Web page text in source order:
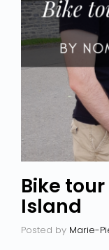
Bike
Island
Posted by Marie-